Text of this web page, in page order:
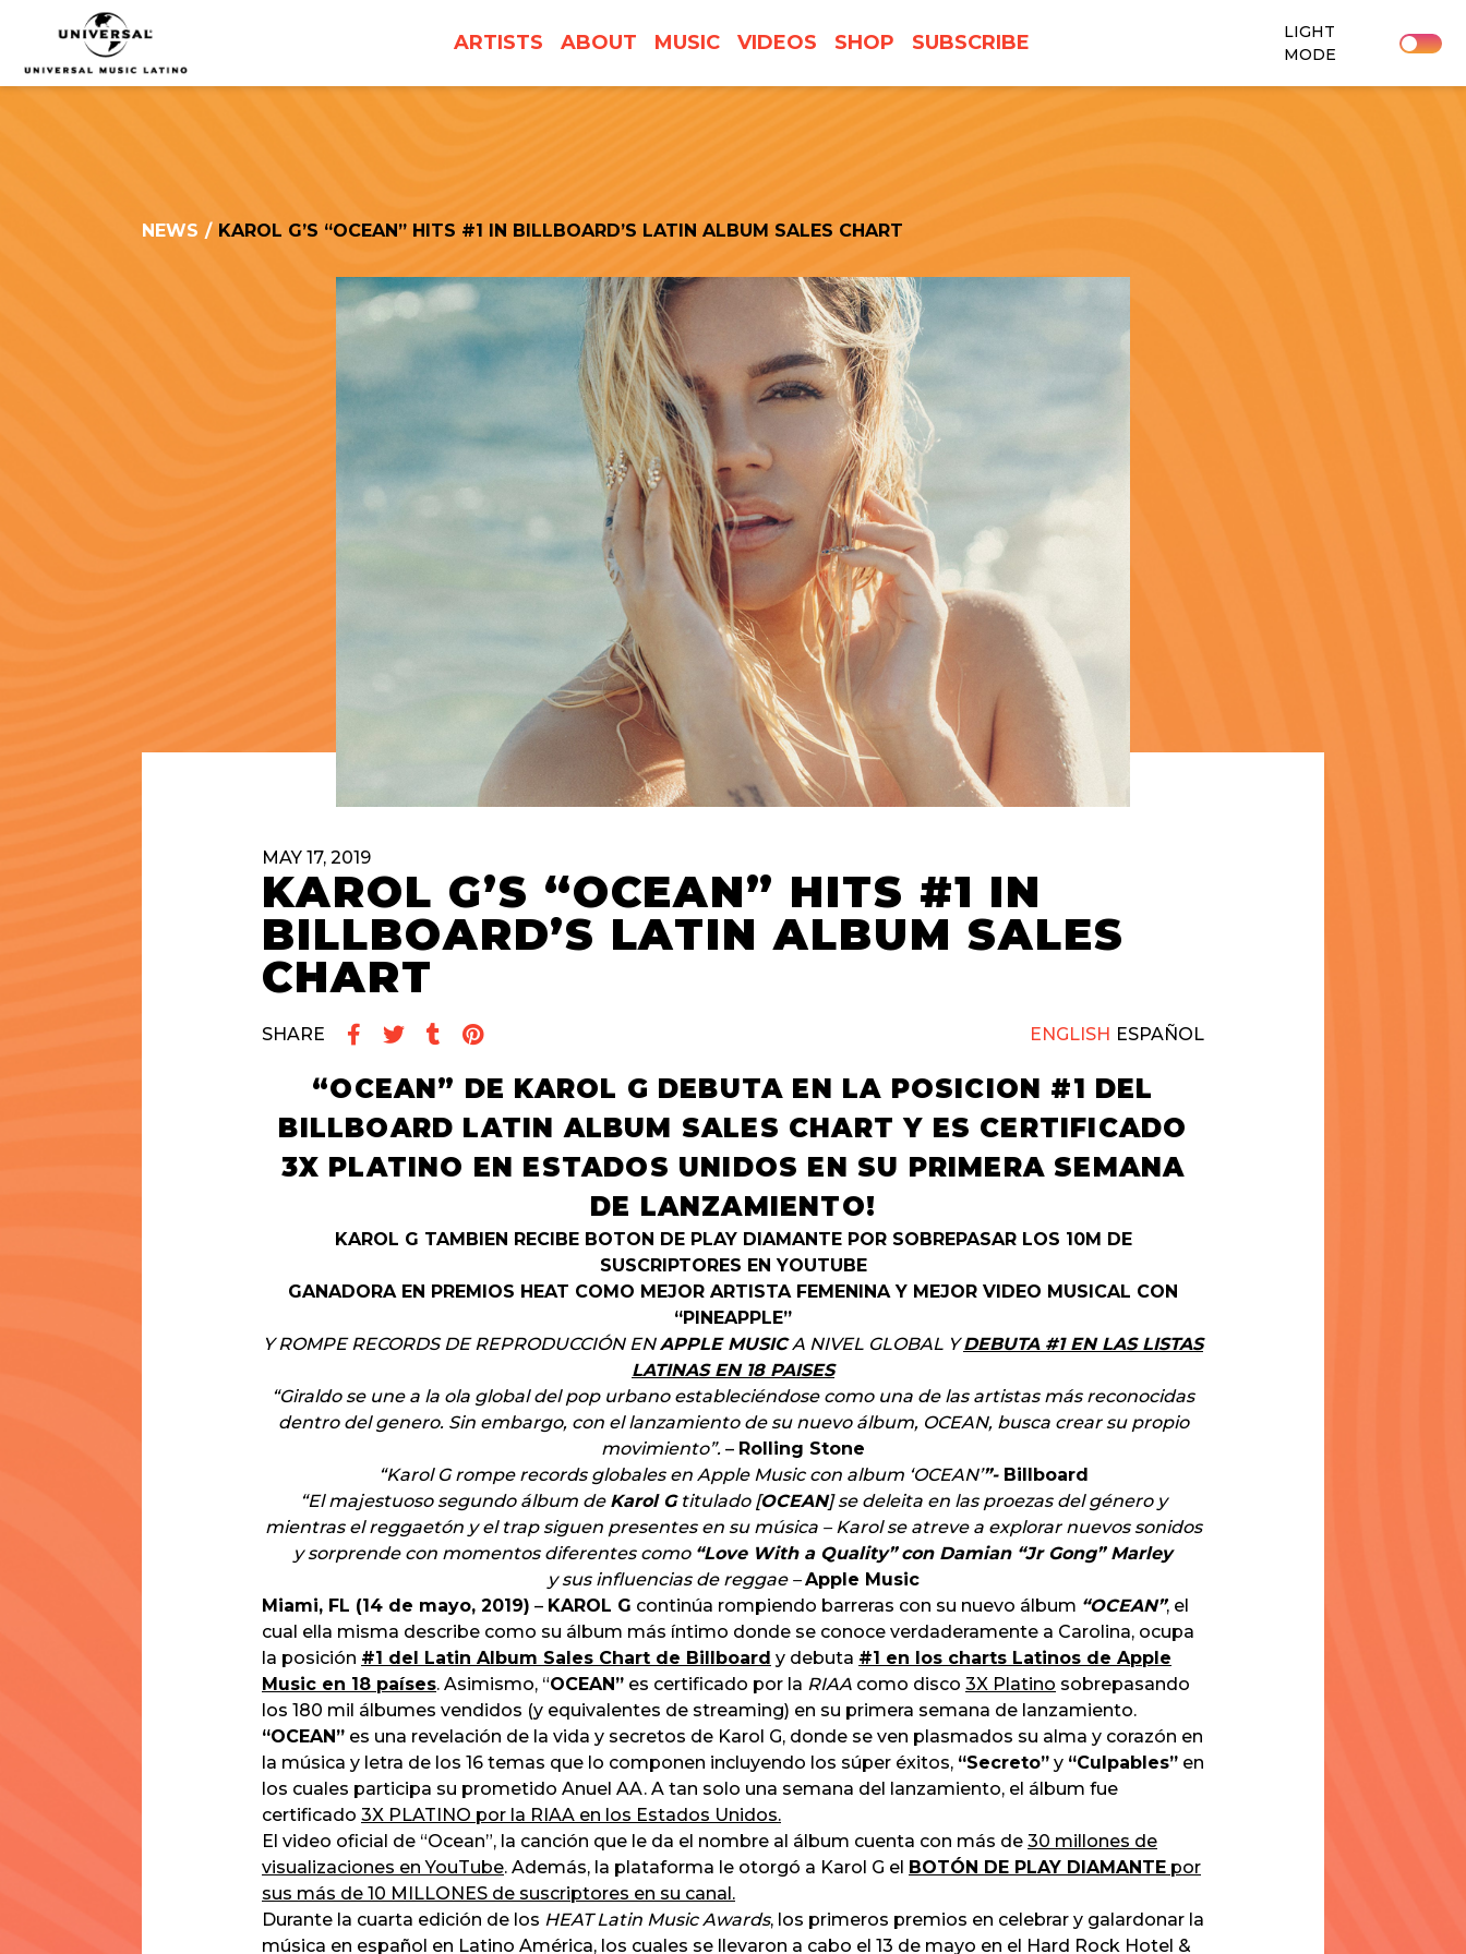
UNIVERSAL
MUSICA
ARTISTS ABOUT MUSIC VIDEOS SHOP SUBSCRIBE
LIGHT
MODE
NEWS / KAROL G’S “OCEAN” HITS #1 IN BILLBOARD’S LATIN ALBUM SALES CHART
MAY 17, 2019
KAROL G’S “OCEAN” HITS #1 IN
BILLBOARD’S LATIN ALBUM SALES
CHART
SHARE ENGLISH ESPAÑOL
“OCEAN” DE KAROL G DEBUTA EN LA POSICION #1 DEL
BILLBOARD LATIN ALBUM SALES CHART Y ES CERTIFICADO
3X PLATINO EN ESTADOS UNIDOS EN SU PRIMERA SEMANA
DE LANZAMIENTO!
KAROL G TAMBIEN RECIBE BOTON DE PLAY DIAMANTE POR SOBREPASAR LOS 10M DE
SUSCRIPTORES EN YOUTUBE
GANADORA EN PREMIOS HEAT COMO MEJOR ARTISTA FEMENINA Y MEJOR VIDEO MUSICAL CON
“PINEAPPLE”
Y ROMPE RECORDS DEREPRODUCCIÓN ENAPPLE MUSICA NIVEL GLOBAL YDEBUTA #1 EN LAS LISTAS
LATINAS EN 18 PAISES
“Giraldo se une a la ola global del pop urbano estableciéndose como una de las artistas más reconocidas
dentro del genero. Sin embargo, con el lanzamiento de su nuevo álbum, OCEAN, busca crear su propio
movimiento”. – Rolling Stone
“Karol G rompe records globales en Apple Music con album ‘OCEAN’”-Billboard
“El majestuoso segundo álbum de Karol Gtitulado [OCEAN] se deleita en las proezas del género y
mientras el reggaetón y el trap siguen presentes en su música – Karol se atreve a explorar nuevos sonidos
y sorprende con momentos diferentes como “Love With a Quality” con Damian “Jr Gong” Marley
y sus influencias de reggae –Apple Music
Miami, FL (14 de mayo, 2019) – KAROL G continúa rompiendo barreras con su nuevo álbum “OCEAN”, el
cual ella misma describe como su álbum más íntimo donde se conoce verdaderamente a Carolina, ocupa
la posición #1 del Latin Album Sales Chart de Billboard y debuta #1 en los charts Latinos de Apple
Music en 18 países. Asimismo, “OCEAN” es certificado por la RIAA como disco 3X Platino sobrepasando
los 180 mil álbumes vendidos (y equivalentes de streaming) en su primera semana de lanzamiento.
“OCEAN” es una revelación de la vida y secretos de Karol G, donde se ven plasmados su alma y corazón en
la música y letra de los 16 temas que lo componen incluyendo los súper éxitos, “Secreto” y “Culpables” en
los cuales participa su prometido Anuel AA. A tan solo una semana del lanzamiento, el álbum fue
certificado 3X PLATINO por la RIAA en los Estados Unidos.
El video oficial de “Ocean”, la canción que le da el nombre al álbum cuenta con más de 30 millones de
visualizaciones en YouTube. Además, la plataforma le otorgó a Karol G el BOTÓN DE PLAY DIAMANTE por
sus más de 10 MILLONES de suscriptores en su canal.
Durante la cuarta edición de los HEAT Latin Music Awards, los primeros premios en celebrar y galardonar la
música en español en Latino América, los cuales se llevaron a cabo el 13 de mayo en el Hard Rock Hotel &